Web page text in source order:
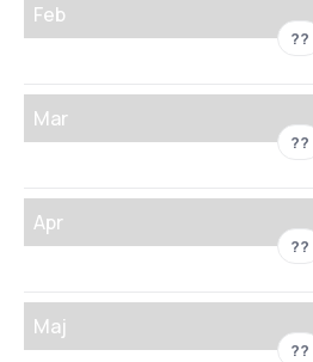
Feb
??
Mar
??
Apr
??
Maj
??